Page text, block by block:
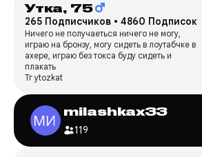
Утка, 75
265 Подписчиков • 4860 Подписок
Ничего не получаеться ничего не могу,
играю на бронзу, могу сидеть в лоутабчке в
ахере, играю без токса буду сидеть и
плакать
Тг ytozkat
milashkax33
119